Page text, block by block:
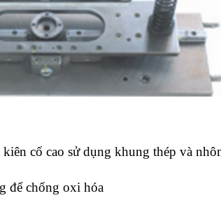
cố cao sử dụng khung thép và
để chống oxi hóa